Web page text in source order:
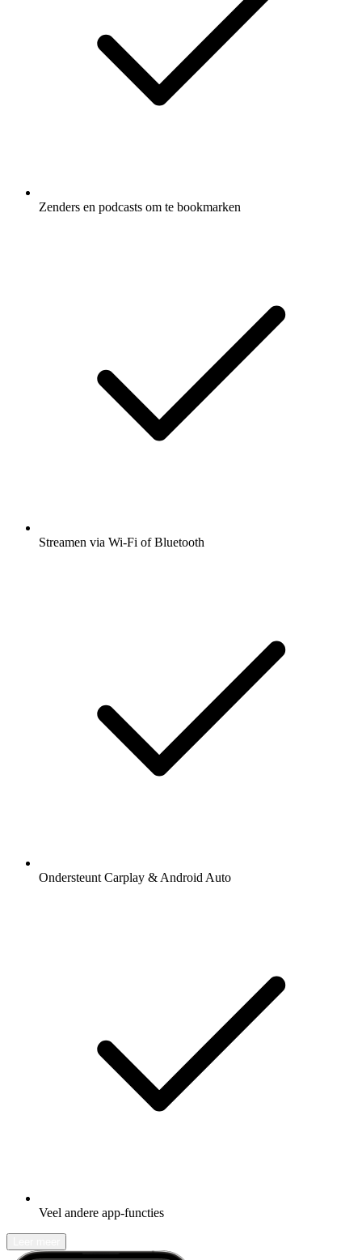
Zenders en podcasts om te bookmarken
Streamen via Wi-Fi of Bluetooth
Ondersteunt Carplay & Android Auto
Veel andere app-functies